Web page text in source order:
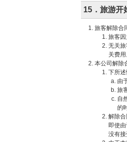
15．旅游开
旅客解除合
旅客
无关
关费用
本公司解除
下所
由
旅
自
的
解除
即使
没有